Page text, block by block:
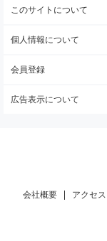
このサイトについて
個人情報について
会員登録
広告表示について
会社概要 アクセス